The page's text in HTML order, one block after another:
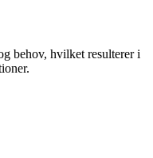
behov, hvilket resulterer i